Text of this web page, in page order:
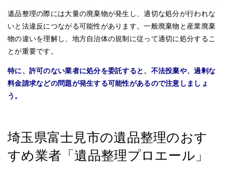
遺品整理の際には大量の廃棄物が発生し、適切な処分が行われな
いと法違反につながる可能性があります。一般廃棄物と産業廃棄
物の違いを理解し、地方自治体の規制に従って適切に処分するこ
とが重要です。
特に、許可のない業者に処分を委託すると、不法投棄や、過剰な
料金請求などの問題が発生する可能性があるので注意しましょ
う。
埼玉県富士見市の遺品整理のおす
すめ業者「遺品整理プロエール」